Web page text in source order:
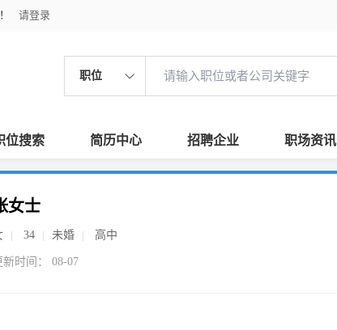
请登录
职位
位搜索 简历中心 招聘企业 职场资讯
女士
34 未婚 高中
新时间： 08-07